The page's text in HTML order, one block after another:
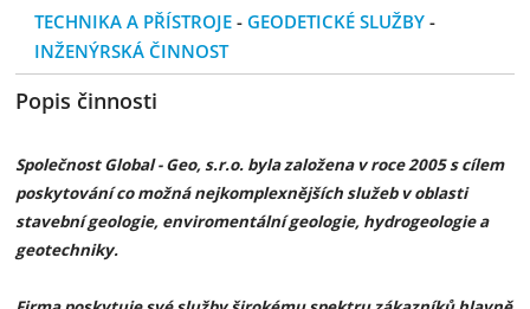
TECHNIKA A PŘÍSTROJE- GEODETICKÉ SLUŽBY -
INŽENÝRSKÁ ČINNOST
Popis činnosti
Společnost Global - Geo, s.r.o. byla založena v roce 2005 s cílem
poskytování co možná nejkomplexnějších služeb v oblasti
stavební geologie, enviromentální geologie, hydrogeologie a
geotechniky.